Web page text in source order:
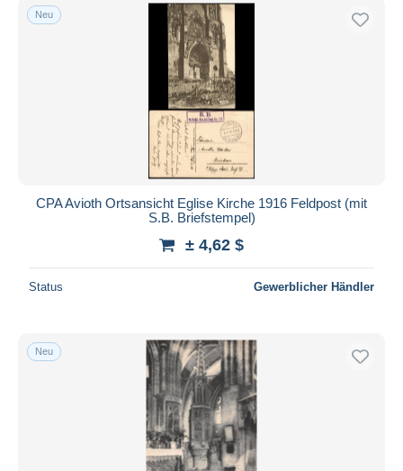
Neu
CPA Avioth Ortsansicht Eglise Kirche 1916 Feldpost (mit
S.B. Briefstempel)
± 4,62 $
Status Gewerblicher Händler
Neu